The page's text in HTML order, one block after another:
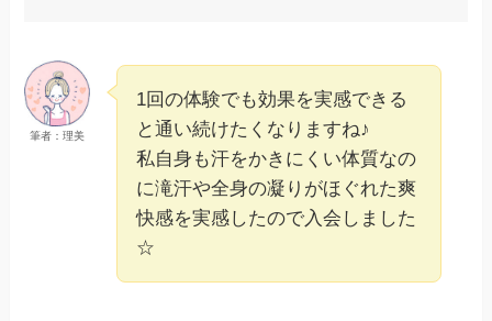
筆者：理美
1回の体験でも効果を実感できる
と通い続けたくなりますね♪
私自身も汗をかきにくい体質なの
に滝汗や全身の凝りがほぐれた爽
快感を実感したので入会しました
☆